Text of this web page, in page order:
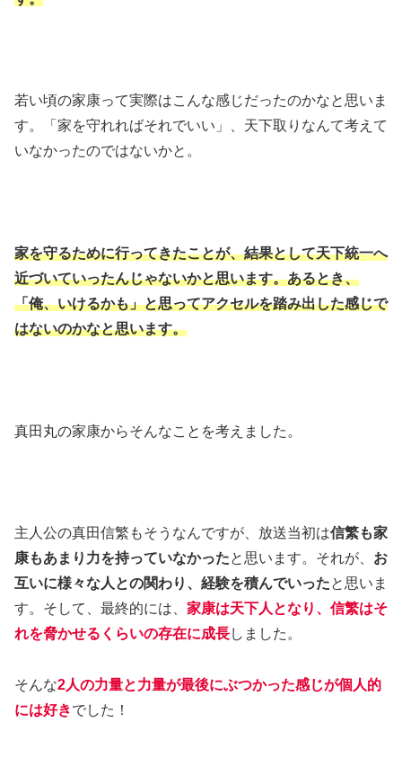
若い頃の家康って実際はこんな感じだったのかなと思いま
す。「家を守れればそれでいい」、天下取りなんて考えて
いなかったのではないかと。
家を守るために行ってきたことが、結果として天下統一へ
近づいていったんじゃないかと思います。あるとき、
「俺、いけるかも」と思ってアクセルを踏み出した感じで
はないのかなと思います。
真田丸の家康からそんなことを考えました。
主人公の真田信繁もそうなんですが、放送当初は信繁も家
康もあまり力を持っていなかったと思います。それが、 お
互いに様々な人との関わり、経験を積んでいったと思いま
す。そして、最終的には、 家康は天下人となり、信繁はそ
れを脅かせるくらいの存在に成長しました。
そんな2人の力量と力量が最後にぶつかった感じが個人的
には好きでした！